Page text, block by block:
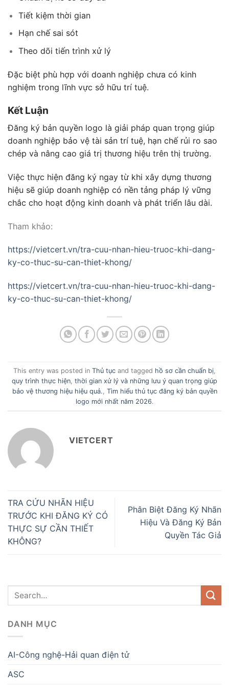
Tiết kiệm thời gian
Hạn chế sai sót
Theo dõi tiến trình xử lý
Đặc biệt phù hợp với doanh nghiệp chưa có kinh
nghiệm trong lĩnh vực sở hữu trí tuệ.
Kết Luận
Đăng ký bản quyền logo là giải pháp quan trọng giúp
doanh nghiệp bảo vệ tài sản trí tuệ, hạn chế rủi ro sao
chép và nâng cao giá trị thương hiệu trên thị trường.
Việc thực hiện đăng ký ngay từ khi xây dựng thương
hiệu sẽ giúp doanh nghiệp có nền tảng pháp lý vững
chắc cho hoạt động kinh doanh và phát triển lâu dài.
Tham khảo:
https://vietcert.vn/tra-cuu-nhan-hieu-truoc-khi-dang-
ky-co-thuc-su-can-thiet-khong/
https://vietcert.vn/tra-cuu-nhan-hieu-truoc-khi-dang-
ky-co-thuc-su-can-thiet-khong/
This entry was posted in Thủ tục and tagged hồ sơ cần chuẩn bị
quy trình thực hiện thời gian xử lý và những lưu ý quan trọng giúp
bảo vệ thương hiệu hiệu quả. Tìm hiểu thủ tục đăng ký bản quyền
logo mới nhất năm 2026.
VIETCERT
TRA CỨU NHÃN HIỆU
TRƯỚC KHI ĐĂNG KÝ CÓ
THỰC SỰ CẦN THIẾT
KHÔNG?
Phân Biệt Đăng Ký Nhãn
Hiệu Và Đăng Ký Bản
Quyền Tác Giả
DANH MỤC
AI-Công nghệ-Hải quan điện tử
ASC